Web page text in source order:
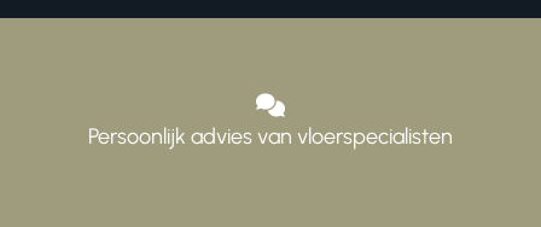
Persoonlijk advies van vloerspecialisten